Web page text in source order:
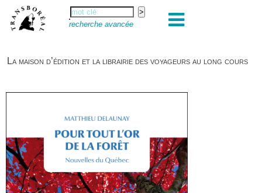
recherche avancée
La maison d’édition et la librairie des voyageurs au long cours